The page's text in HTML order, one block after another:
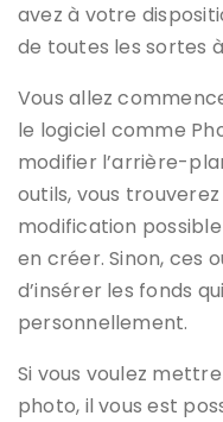
avez à votre
de toutes les sortes
Vous allez
le logiciel comme
modifier l’arrière-
outils, vous
modification
en créer. Sinon, ces
d’insérer les fonds
personnellement.
Si vous voulez
photo, il vous est